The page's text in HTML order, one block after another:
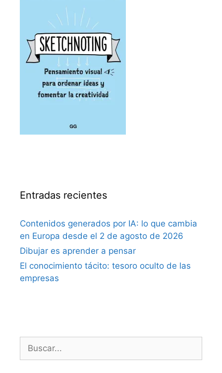
Entradas recientes
Contenidos generados por IA: lo que cambia
en Europa desde el 2 de agosto de 2026
Dibujar es aprender a pensar
El conocimiento tácito: tesoro oculto de las
empresas